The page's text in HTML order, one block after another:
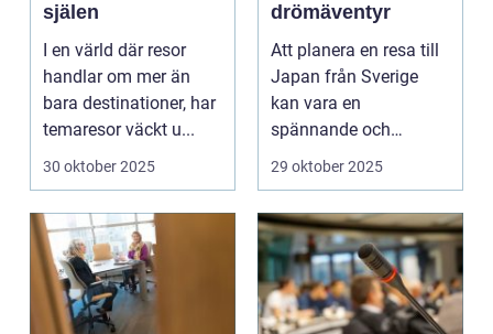
själen
I en värld där resor
handlar om mer än
bara destinationer, har
temaresor väckt u...
30 oktober 2025
drömäventyr
Att planera en resa till
Japan från Sverige
kan vara en
spännande och
överväldi...
29 oktober 2025